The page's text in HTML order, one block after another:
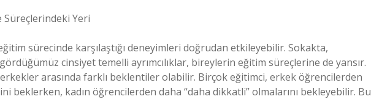
Yeri
sürecinde karşılaştığı deneyimleri doğrudan etkileyebilir. Sokakta,
cinsiyet temelli ayrımcılıklar, bireylerin eğitim süreçlerine de yansır.
erkekler arasında farklı beklentiler olabilir. Birçok eğitimci, erkek öğrencilerden
beklerken, kadın öğrencilerden daha “daha dikkatli” olmalarını bekleyebilir. Bu